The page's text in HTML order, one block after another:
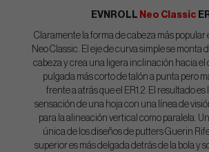
EVNROLL Neo Classic
Claramente la forma de cabeza más popular
Neo Classic. El eje de curva simple se monta
cabeza y crea una ligera inclinación hacia el
pulgada más corto de talón a punta pero
frente a atrás que el ER1.2. El resultado
sensación de una hoja con una línea de
para la alineación vertical como paralela.
única de los diseños de putters Guerin
superior es más delgada detrás de la bola y